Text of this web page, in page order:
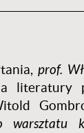
prof.
literatury
warsztatu